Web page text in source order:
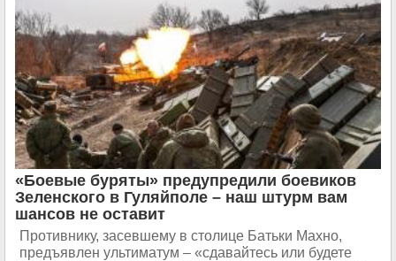
«Боевые буряты» предупредили боевиков
Зеленского в Гуляйполе – наш штурм вам
шансов не оставит
Противнику, засевшему в столице Батьки Махно,
предъявлен ультиматум – «сдавайтесь или будете